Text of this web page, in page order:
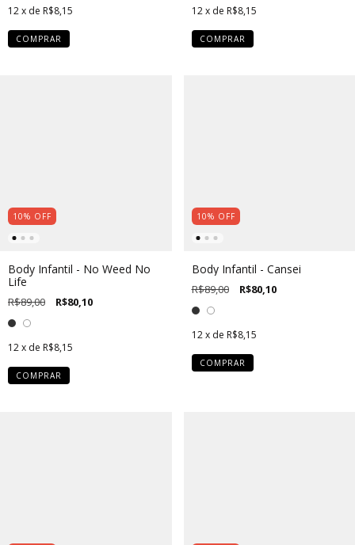
12x de R$8,15
COMPRAR
12 x de R$8,15
COMPRAR
10% OFF
Body Infantil - No Weed No
Life
R$89,00 R$80,10
12x de R$8,15
COMPRAR
10% OFF
Body Infantil - Cansei
R$89,00 R$80,10
12 x de R$8,15
COMPRAR